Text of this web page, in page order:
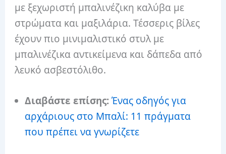
με ξεχωριστή μπαλινέζικη καλύβα με
στρώματα και μαξιλάρια. Τέσσερις βίλες
έχουν πιο μινιμαλιστικό στυλ με
μπαλινέζικα αντικείμενα και δάπεδα από
λευκό ασβεστόλιθο.
Διαβάστε επίσης: Ένας οδηγός για
αρχάριους στο Μπαλί: 11 πράγματα
που πρέπει να γνωρίζετε